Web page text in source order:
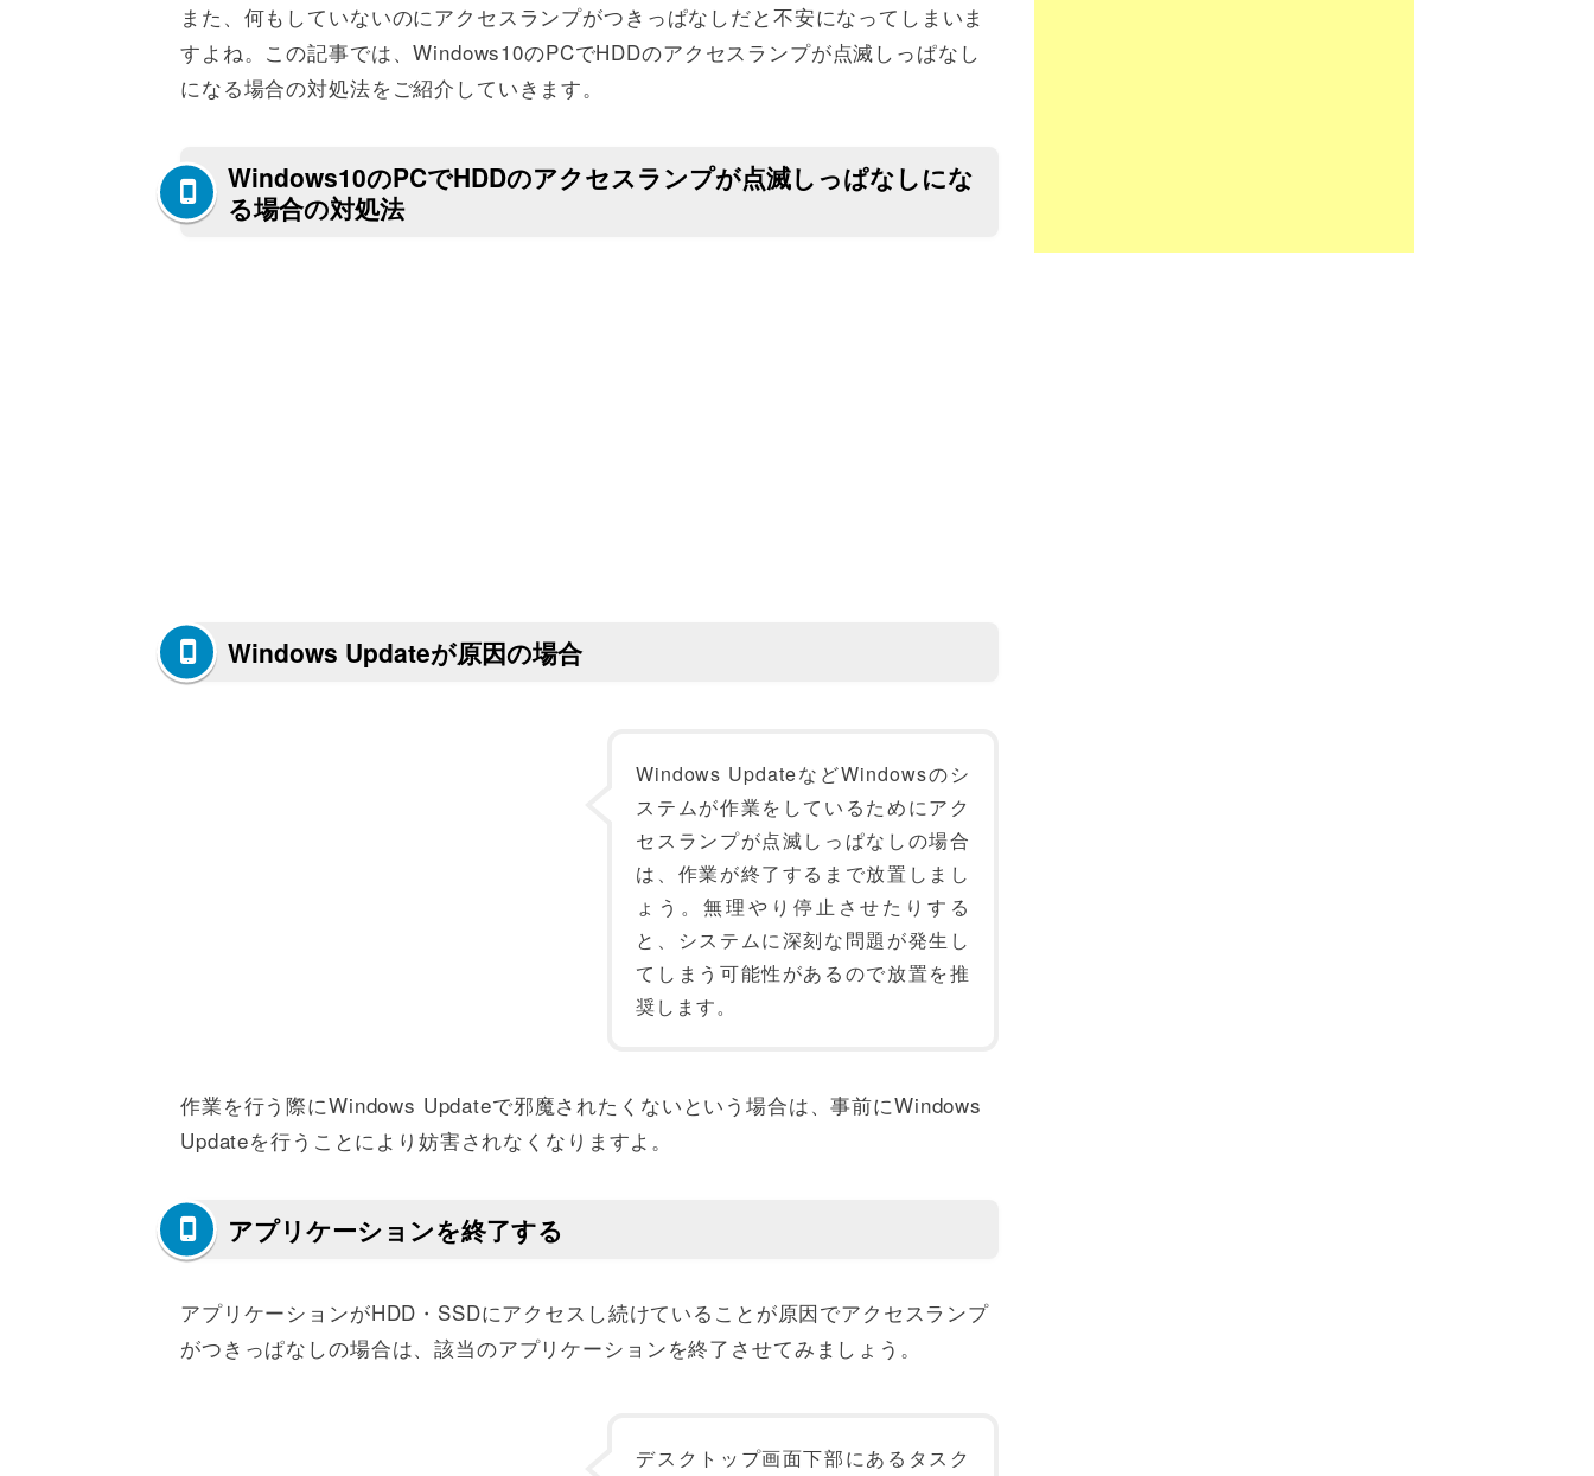
また、何もしていないのにアクセスランプがつきっぱなしだと不安になってしまいま
すよね。この記事では、Windows10のPCでHDDのアクセスランプが点滅しっぱなし
になる場合の対処法をご紹介していきます。
Windows10のPCでHDDのアクセスランプが点滅しっぱなしにな
る場合の対処法
Windows Updateが原因の場合
Windows UpdateなどWindowsのシ
ステムが作業をしているためにアク
セスランプが点滅しっぱなしの場合
は、作業が終了するまで放置しまし
ょう。無理やり停止させたりする
と、システムに深刻な問題が発生し
てしまう可能性があるので放置を推
奨します。
作業を行う際にWindows Updateで邪魔されたくないという場合は、事前にWindows
Updateを行うことにより妨害されなくなりますよ。
アプリケーションを終了する
アプリケーションがHDD・SSDにアクセスし続けていることが原因でアクセスランプ
がつきっぱなしの場合は、該当のアプリケーションを終了させてみましょう。
デスクトップ画面下部にあるタスク